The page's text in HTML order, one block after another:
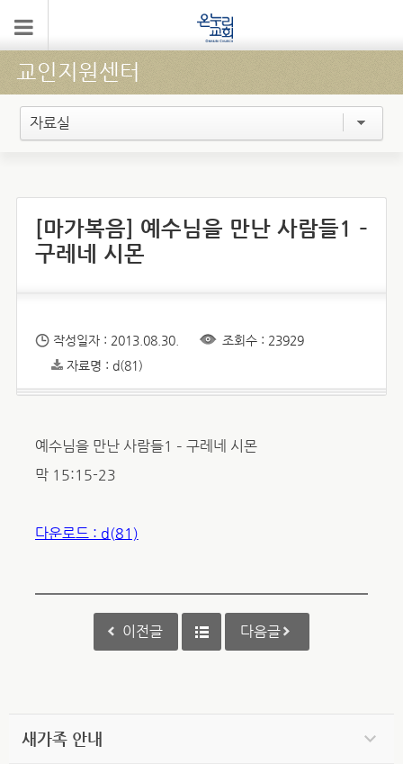
교인지원센터
자료실
[마가복음] 예수님을 만난 사람들1 –
구레네 시몬
작성일자 : 2013.08.30.
조회수 : 23929
자료명 : d(81)
예수님을 만난 사람들1 – 구레네 시몬
막 15:15-23
다운로드 : d(81)
이전글 다음글
새가족 안내